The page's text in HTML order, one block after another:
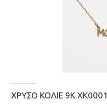
ΧΡΥΣΌ ΚΟΛΙΈ 9Κ ΧΚ0001